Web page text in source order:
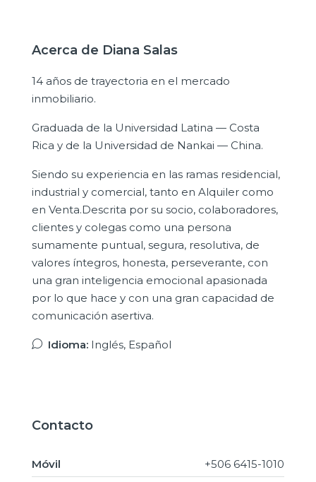
Acerca de Diana Salas
14 años de trayectoria en el mercado
inmobiliario.
Graduada de la Universidad Latina — Costa
Rica y de la Universidad de Nankai — China.
Siendo su experiencia en las ramas residencial,
industrial y comercial, tanto en Alquiler como
en Venta.Descrita por su socio, colaboradores,
clientes y colegas como una persona
sumamente puntual, segura, resolutiva, de
valores íntegros, honesta, perseverante, con
una gran inteligencia emocional apasionada
por lo que hace y con una gran capacidad de
comunicación asertiva.
Idioma: Inglés, Español
Contacto
Móvil
+506 6415-1010